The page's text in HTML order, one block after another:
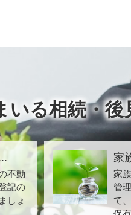
いる相続・
不動
記の
しょ
家
家
管
て